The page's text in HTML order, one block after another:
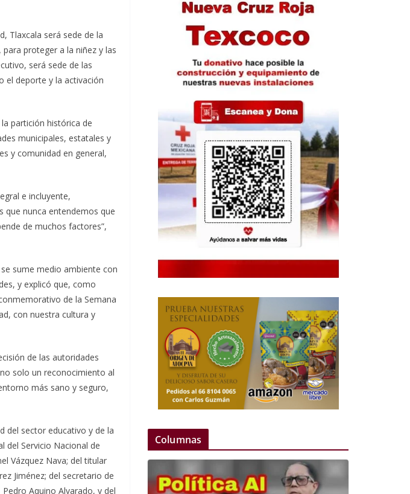
Tlaxcala será sede de la
proteger a la niñez y las
será sede de las
el deporte y la activación
partición histórica de
municipales, estatales y
y comunidad en general,
e incluyente,
que nunca entendemos que
de muchos factores”,
sume medio ambiente con
y explicó que, como
de la Semana
con nuestra cultura y
de las autoridades
solo un reconocimiento al
más sano y seguro,
del sector educativo y de la
del Servicio Nacional de
Vázquez Nava; del titular
Jiménez; del secretario de
Aquino Alvarado, y del
Columnas